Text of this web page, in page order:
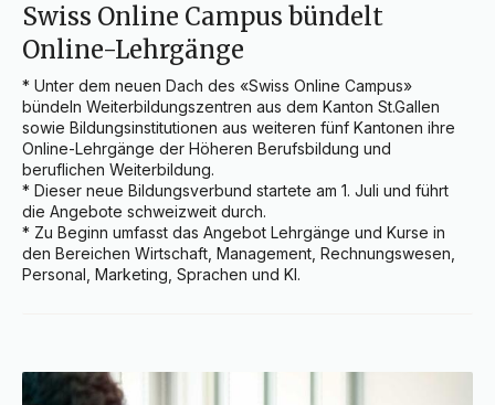
Swiss Online Campus bündelt
Online-Lehrgänge
* Unter dem neuen Dach des «Swiss Online Campus»
bündeln Weiterbildungszentren aus dem Kanton St.Gallen
sowie Bildungsinstitutionen aus weiteren fünf Kantonen ihre
Online-Lehrgänge der Höheren Berufsbildung und
beruflichen Weiterbildung.
* Dieser neue Bildungsverbund startete am 1. Juli und führt
die Angebote schweizweit durch.
* Zu Beginn umfasst das Angebot Lehrgänge und Kurse in
den Bereichen Wirtschaft, Management, Rechnungswesen,
Personal, Marketing, Sprachen und KI.